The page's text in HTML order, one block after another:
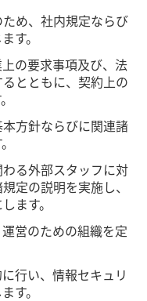
め、社内規定ならび
す。
の要求事項及び、法
とともに、契約上の
方針ならびに関連諸
る外部スタッフに対
定の説明を実施し、
ます。
営のための組織を定
行い、情報セキュリ
す。